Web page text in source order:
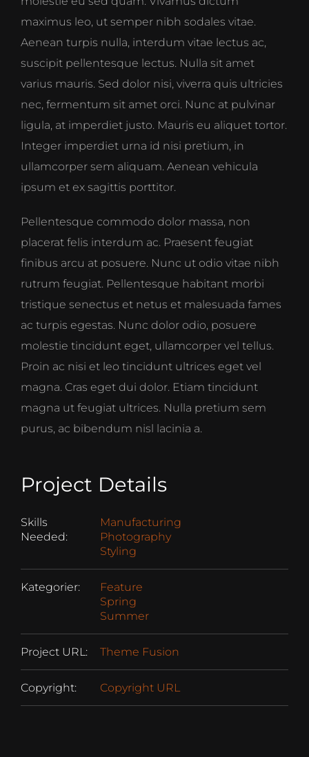
maximus leo, ut semper nibh sodales vitae.
Aenean turpis nulla, interdum vitae lectus ac,
suscipit pellentesque lectus. Nulla sit amet
varius mauris. Sed dolor nisi, viverra quis ultricies
nec, fermentum sit amet orci. Nunc at pulvinar
ligula, at imperdiet justo. Mauris eu aliquet tortor.
Integer imperdiet urna id nisi pretium, in
ullamcorper sem aliquam. Aenean vehicula
ipsum et ex sagittis porttitor.
Pellentesque commodo dolor massa, non
placerat felis interdum ac. Praesent feugiat
finibus arcu at posuere. Nunc ut odio vitae nibh
rutrum feugiat. Pellentesque habitant morbi
tristique senectus et netus et malesuada fames
ac turpis egestas. Nunc dolor odio, posuere
molestie tincidunt eget, ullamcorper vel tellus.
Proin ac nisi et leo tincidunt ultrices eget vel
magna. Cras eget dui dolor. Etiam tincidunt
magna ut feugiat ultrices. Nulla pretium sem
purus, ac bibendum nisl lacinia a.
Project Details
Skills
Needed:
Manufacturing
Photography
Styling
Kategorier:
Feature
Spring
Summer
Project URL: Theme Fusion
Copyright: Copyright URL